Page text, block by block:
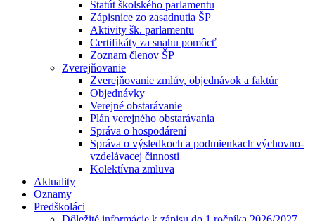
Štatút školského parlamentu
Zápisnice zo zasadnutia ŠP
Aktivity šk. parlamentu
Certifikáty za snahu pomôcť
Zoznam členov ŠP
Zverejňovanie
Zverejňovanie zmlúv, objednávok a faktúr
Objednávky
Verejné obstarávanie
Plán verejného obstarávania
Správa o hospodárení
Správa o výsledkoch a podmienkach výchovno-
vzdelávacej činnosti
Kolektívna zmluva
Aktuality
Oznamy
Predškoláci